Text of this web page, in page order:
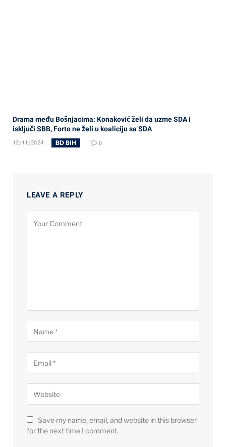
Drama među Bošnjacima: Konaković želi da uzme SDA i
isključi SBB, Forto ne želi u koaliciju sa SDA
12/11/2024 BD BIH 0
LEAVE A REPLY
Save my name, email, and website in this browser
for the next time I comment.